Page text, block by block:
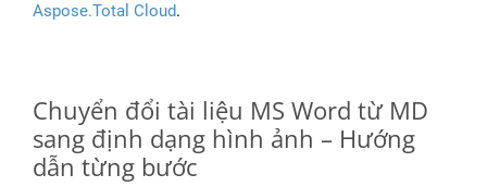
Aspose.Total Cloud.
Chuyển đổi tài liệu MS Word từ MD
sang định dạng hình ảnh – Hướng
dẫn từng bước